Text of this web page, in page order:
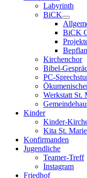
Labyrinth
BiCK
BiCK
Kirchenchor
Bibel-
PC-
Werkstatt St.
Kinder
Kinder-
Kita St.
Konfirmanden
Jugendliche
Teamer-Treff
Instagram
Friedhof